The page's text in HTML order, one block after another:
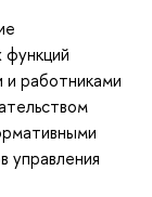
функций
работниками